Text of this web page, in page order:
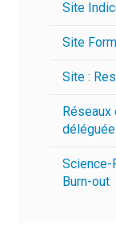
Site
Site
Site :
Science-
Burn-out